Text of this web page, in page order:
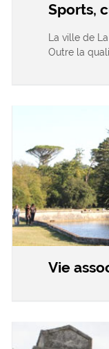
Sports,
La ville de
Outre la
Vie